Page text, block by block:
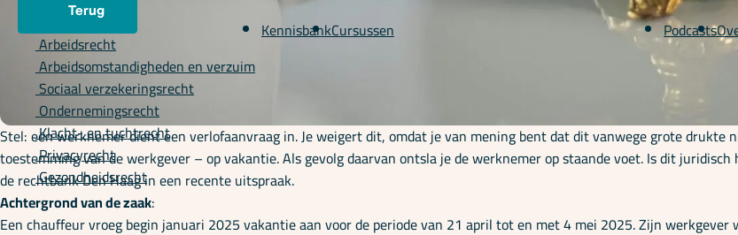
Terug
Arbeidsrecht
Arbeidsomstandigheden en verzuim
Sociaal verzekeringsrecht
Ondernemingsrecht
Klacht- en tuchtrecht
Privacyrecht
Gezondheidsrecht
KennisbankCursussen Podcasts
Stel: een werknemer dient een verlofaanvraag in. Je weigert dit, omdat je van mening bent dat dit vanwege grote drukte
toestemming van de werkgever – op vakantie. Als gevolg daarvan ontsla je de werknemer op staande voet. Is dit juridisch
de rechtbank Den Haag in een recente uitspraak.
Achtergrond van de zaak:
Een chauffeur vroeg begin januari 2025 vakantie aan voor de periode van 21 april tot en met 4 mei 2025. Zijn werkgever